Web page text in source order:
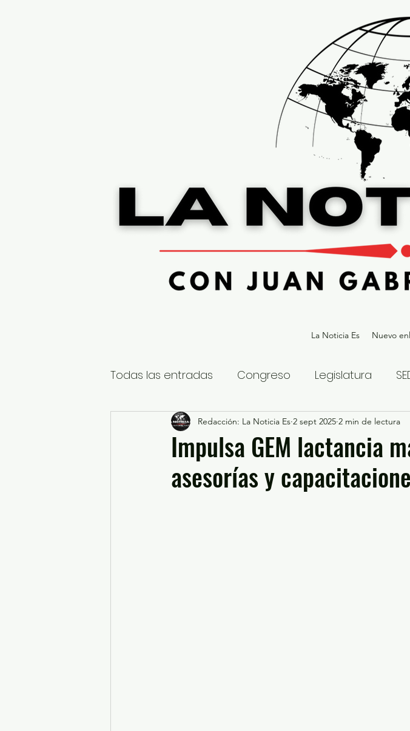
La Noticia Es Nuevo
Todas las entradas Congreso Legislatura
Nacional Estatal Gubernatura
Educación y Cultura Seguridad y Justicia
Impulsa GEM lactancia
asesorías y
Redacción: La Noticia Es 2 sept 2025 2 min de lectura